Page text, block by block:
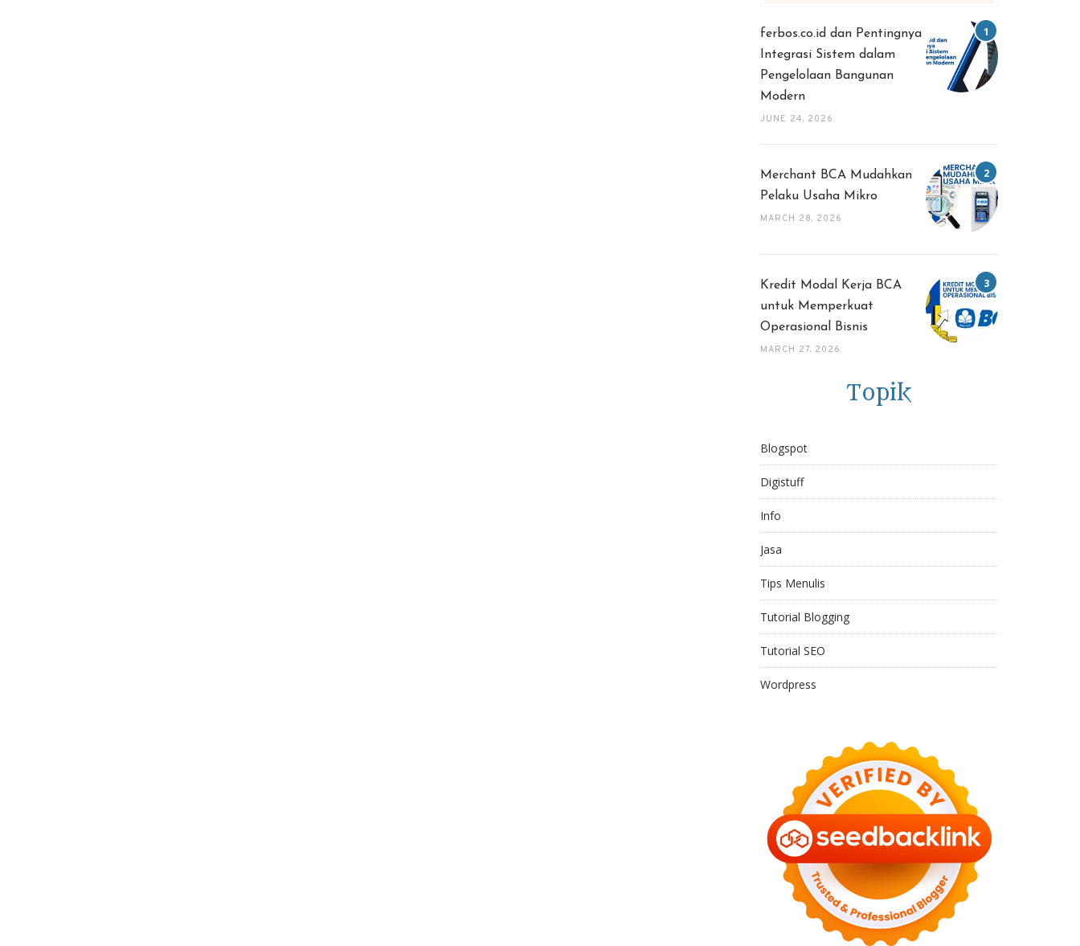
ferbos.co.id dan Pentingnya
Integrasi Sistem dalam
Pengelolaan Bangunan
Modern
JUNE 24, 2026
Merchant BCA Mudahkan
Pelaku Usaha Mikro
MARCH 28, 2026
Kredit Modal Kerja BCA
untuk Memperkuat
Operasional Bisnis
MARCH 27, 2026
Topik
Blogspot
Digistuff
Info
Jasa
Tips Menulis
Tutorial Blogging
Tutorial SEO
Wordpress